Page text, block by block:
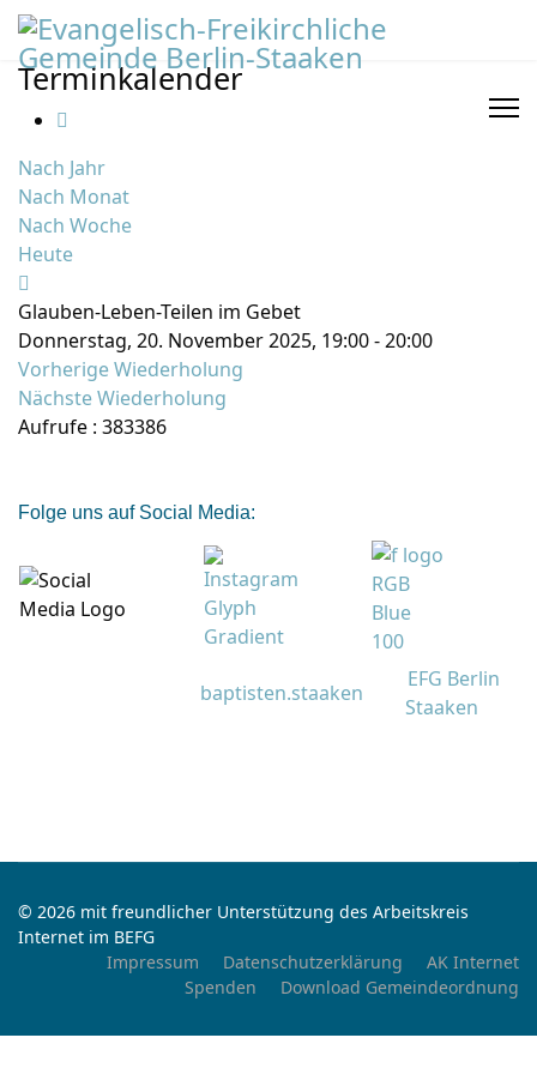
Terminkalender
Nach Jahr
Nach Monat
Nach Woche
Heute
Glauben-Leben-Teilen im Gebet
Donnerstag, 20. November 2025, 19:00 - 20:00
Vorherige Wiederholung
Nächste Wiederholung
Aufrufe : 383386
Folge uns auf Social Media:
baptisten.staaken
EFG Berlin
Staaken
© 2026 mit freundlicher Unterstützung des Arbeitskreis
Internet im BEFG
Impressum
Datenschutzerklärung
AK Internet
Spenden
Download Gemeindeordnung